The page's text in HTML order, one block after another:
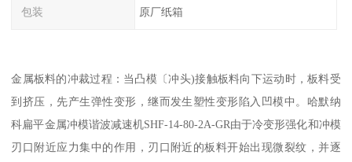
包装 原厂纸箱
金属板料的冲裁过程：当凸模〔冲头)接触板料向下运动时，板料受
到挤压，先产生弹性变形，继而发生塑性变形陷入凹模中。哈默纳
科扁平金属冲模谐波减速机SHF-14-80-2A-GR由于冷变形强化和冲模
刃口附近应力集中的作用，刃口附近的板料开始出现微裂纹，并逐